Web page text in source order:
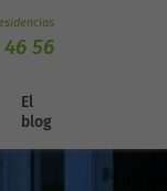
46 56
El
blog